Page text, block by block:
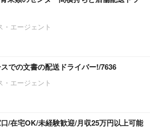
エージェント
での文書の配送ドライバー!/7636
エージェント
/在宅OK/未経験歓迎/月収25万円以上可能